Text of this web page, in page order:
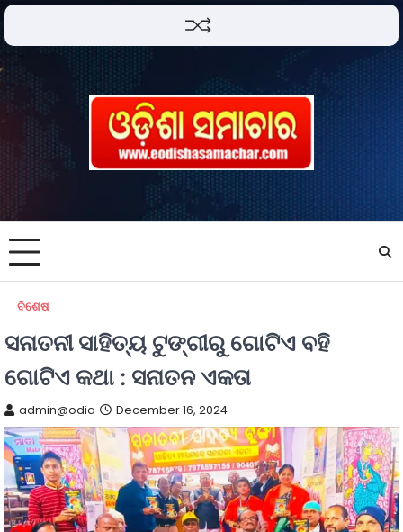
ବିଶେଷ
ସନାତନୀ ସାହିତ୍ୟ ଟୁଙ୍ଗୀରୁ ଗୋଟିଏ ବହି
ଗୋଟିଏ କଥା : ସନାତନ ଏକତା
admin@odia December 16, 2024